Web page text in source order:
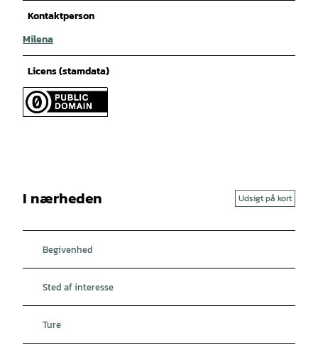
Kontaktperson
Milena
Licens (stamdata)
I nærheden Udsigt på kort
Begivenhed
Sted af interesse
Ture